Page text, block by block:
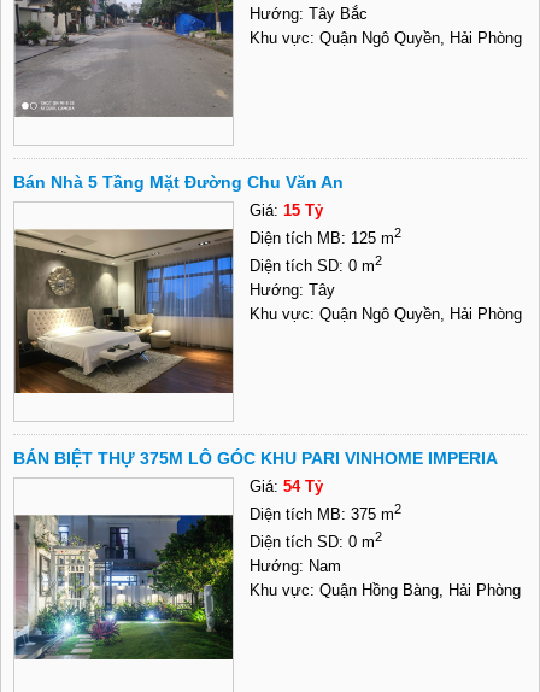
Hướng: Tây Bắc
Khu vực: Quận Ngô Quyền, Hải Phòng
Bán Nhà 5 Tầng Mặt Đường Chu Văn An
Giá: 15 Tỷ
Diện tích MB: 125 m2
Diện tích SD: 0 m2
Hướng: Tây
Khu vực: Quận Ngô Quyền, Hải Phòng
BÁN BIỆT THỰ 375M LÔ GÓC KHU PARI VINHOME IMPERIA
Giá: 54 Tỷ
Diện tích MB: 375 m2
Diện tích SD: 0 m2
Hướng: Nam
Khu vực: Quận Hồng Bàng, Hải Phòng